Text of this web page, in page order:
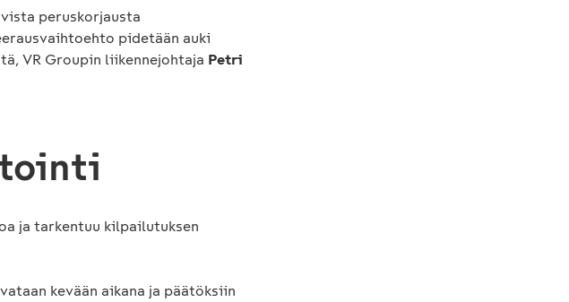
peruskorjausta
pidetään auki
VR Groupin liikennejohtaja Petri
ja tarkentuu kilpailutuksen
kevään aikana ja päätöksiin